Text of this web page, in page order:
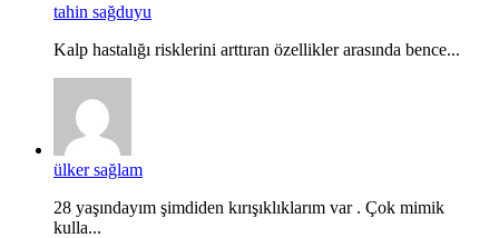
tahin sağduyu
Kalp hastalığı risklerini arttıran özellikler arasında bence...
ülker sağlam
28 yaşındayım şimdiden kırışıklıklarım var . Çok mimik
kulla...